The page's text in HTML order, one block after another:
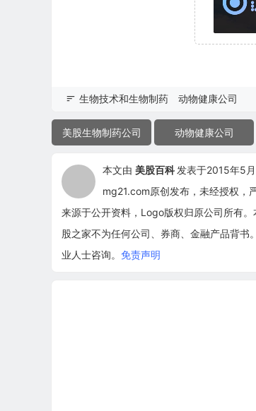
生物技术和生物制药 动物健康公司
美股生物制药公司 动物健康公司
本文由 美股百科 发表于2015年5
mg21.com原创发布，未经授权，
来源于公开资料，Logo版权归原公司所有
股之家不为任何公司、券商、金融产品背
业人士咨询。 免责声明